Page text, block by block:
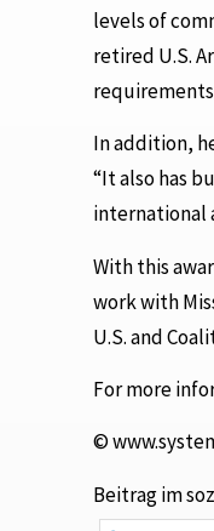
levels of
retired U.S.
In addition,
“It also has
international
With this
work with
U.S. and
For more
©
Beitrag im